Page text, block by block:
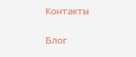
Контакты
Блог